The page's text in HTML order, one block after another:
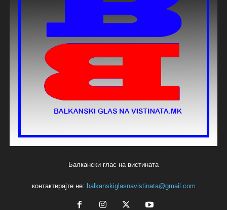
Балкански глас на вистината
контактирајте не: balkanskiglasnavistinata@gmail.com